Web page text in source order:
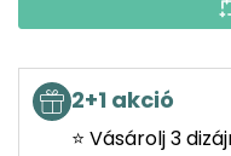
2+1 akció
⭐ Vásárolj 3